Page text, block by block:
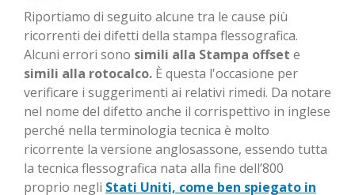
Riportiamo di seguito alcune tra le cause più
ricorrenti dei difetti della stampa flessografica.
Alcuni errori sono simili alla Stampa offset e
simili alla rotocalco. È questa l'occasione per
verificare i suggerimenti ai relativi rimedi. Da notare
nel nome del difetto anche il corrispettivo in inglese
perché nella terminologia tecnica è molto
ricorrente la versione anglosassone, essendo tutta
la tecnica flessografica nata alla fine dell’800
proprio negli Stati Uniti, come ben spiegato in